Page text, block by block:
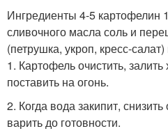
Ингредиенты 4-5 картофелин
сливочного масла соль и
(петрушка, укроп, кресс-
1. Картофель очистить,
поставить на огонь.
2. Когда вода закипит,
варить до готовности.